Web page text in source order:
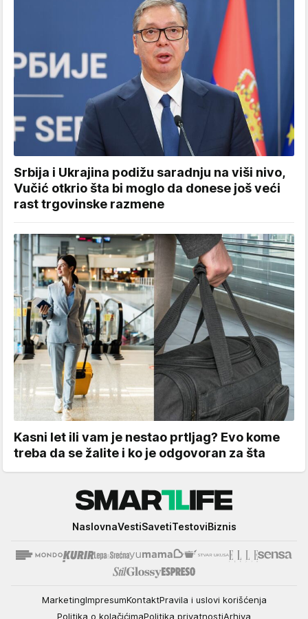
Srbija i Ukrajina podižu saradnju na viši nivo,
Vučić otkrio šta bi moglo da donese još veći
rast trgovinske razmene
Kasni let ili vam je nestao prtljag? Evo kome
treba da se žalite i ko je odgovoran za šta
NaslovnaVestiSavetiTestoviBiznis
MarketingImpresumKontaktPravila i uslovi korišćenja
Politika o kolačićimaPolitika privatnostiArhiva